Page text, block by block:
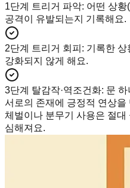
1단계 트리거 파악: 어떤 상황
공격이 유발되는지 기록해요.
2단계 트리거 회피 : 기록한 상
강화되지 않게 해요.
3단계 탈감작·역조건화: 문 하
서로의 존재에 긍정적 연상을
체벌이나 분무기 사용은 절
심해져요.